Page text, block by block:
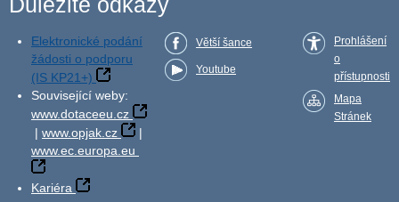
Důležité odkazy
Elektronické podání
žádosti o podporu
(IS KP21+)
Související weby:
www.dotaceeu.cz
| www.opjak.cz
|
www.ec.europa.eu
Kariéra
Větší šance
Youtube
Prohlášení
o
přístupnosti
Mapa
Stránek